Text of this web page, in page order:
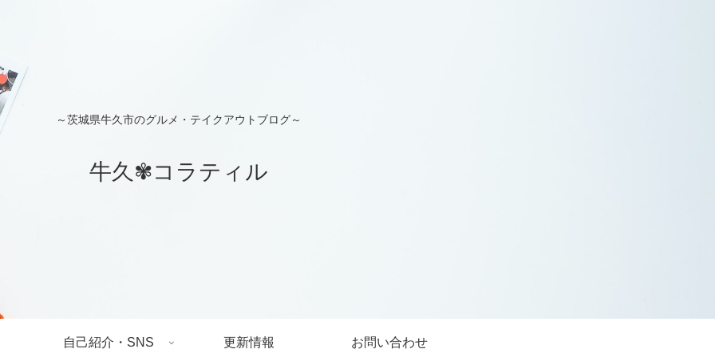
～茨城県牛久市のグルメ・テイクアウトブログ～
牛久✾コラティル
自己紹介・SNS 更新情報 お問い合わせ